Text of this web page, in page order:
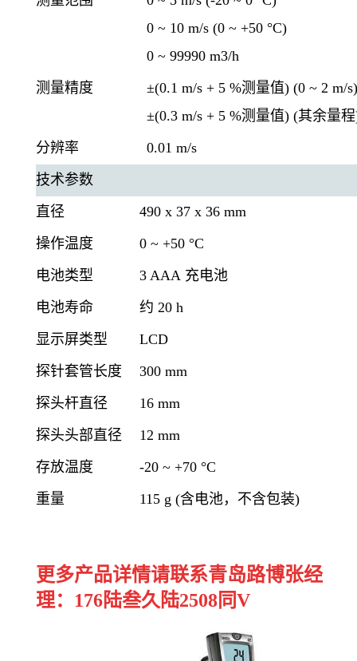
0 ~ 10 m/s (0 ~ +50 °C)
0 ~ 99990 m3/h
测量精度
±(0.1 m/s + 5 %测量值) (0 ~ 2 m/s)
±(0.3 m/s + 5 %测量值) (其余量程
分辨率
0.01 m/s
技术参数
直径
490 x 37 x 36 mm
操作温度
0 ~ +50 °C
电池类型
3 AAA 充电池
电池寿命
约 20 h
显示屏类型
LCD
探针套管长度
300 mm
探头杆直径
16 mm
探头头部直径
12 mm
存放温度
-20 ~ +70 °C
重量
115 g (含电池，不含包装)
更多产品详情请联系青岛路博张经
理：176陆叁久陆2508同V